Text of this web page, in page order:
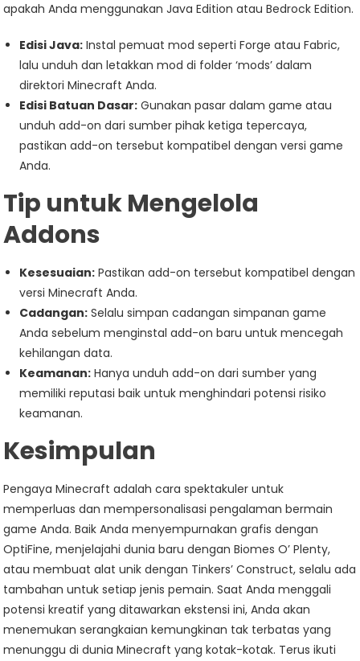
apakah Anda menggunakan Java Edition atau Bedrock Edition.
Edisi Java: Instal pemuat mod seperti Forge atau Fabric,
lalu unduh dan letakkan mod di folder ‘mods’ dalam
direktori Minecraft Anda.
Edisi Batuan Dasar: Gunakan pasar dalam game atau
unduh add-on dari sumber pihak ketiga tepercaya,
pastikan add-on tersebut kompatibel dengan versi game
Anda.
Tip untuk Mengelola
Addons
Kesesuaian: Pastikan add-on tersebut kompatibel dengan
versi Minecraft Anda.
Cadangan: Selalu simpan cadangan simpanan game
Anda sebelum menginstal add-on baru untuk mencegah
kehilangan data.
Keamanan: Hanya unduh add-on dari sumber yang
memiliki reputasi baik untuk menghindari potensi risiko
keamanan.
Kesimpulan
Pengaya Minecraft adalah cara spektakuler untuk
memperluas dan mempersonalisasi pengalaman bermain
game Anda. Baik Anda menyempurnakan grafis dengan
OptiFine, menjelajahi dunia baru dengan Biomes O’ Plenty,
atau membuat alat unik dengan Tinkers’ Construct, selalu ada
tambahan untuk setiap jenis pemain. Saat Anda menggali
potensi kreatif yang ditawarkan ekstensi ini, Anda akan
menemukan serangkaian kemungkinan tak terbatas yang
menunggu di dunia Minecraft yang kotak-kotak. Terus ikuti